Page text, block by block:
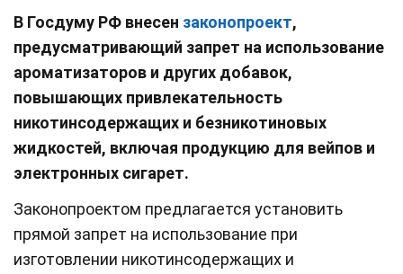
В Госдуму РФ внесен законопроект,
предусматривающий запрет на использование
ароматизаторов и других добавок,
повышающих привлекательность
никотинсодержащих и безникотиновых
жидкостей, включая продукцию для вейпов и
электронных сигарет.
Законопроектом предлагается установить
прямой запрет на использование при
изготовлении никотинсодержащих и